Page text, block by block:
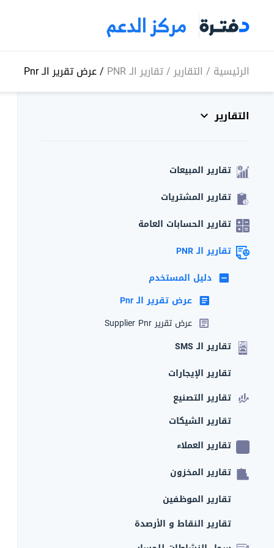
مركز الدعم
الرئيسية / التقارير/تقارير الـ PNR /عرض تقرير الـ Pnr
التقارير
تقارير المبيعات
تقارير المشتريات
تقارير الحسابات العامة
تقارير الـ PNR
دليل المستخدم
عرض تقرير الـ Pnr
عرض تقرير Supplier Pnr
تقارير الـ SMS
تقارير الإيجارات
تقارير التصنيع
تقارير الشيكات
تقارير العملاء
تقارير المخزون
تقارير الموظفين
تقارير النقاط و الأرصدة